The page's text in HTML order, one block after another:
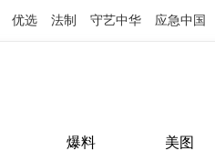
优选 法制 守艺中华 应急中国
爆料 美图